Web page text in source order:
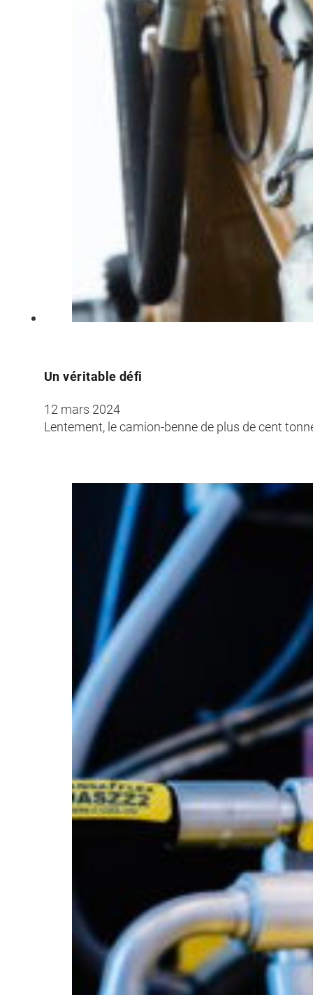
Croatia
Czechia
Estonia
Un véritable défi
12 mars 2024
Lentement, le camion-benne de plus de cent